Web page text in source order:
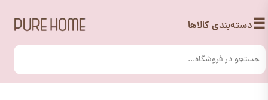
☰دسته‌بندی کالاها